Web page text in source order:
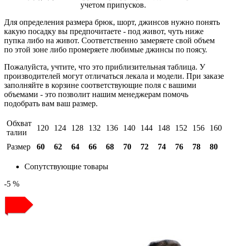
учетом припусков.
Для определения размера брюк, шорт, джинсов нужно понять
какую посадку вы предпочитаете - под живот, чуть ниже
пупка либо на живот. Соответственно замеряете свой объем
по этой зоне либо промеряете любимые джинсы по поясу.
Пожалуйста, учтите, что это приблизительная таблица. У
производителей могут отличаться лекала и модели. При заказе
заполняйте в корзине соответствующие поля с вашими
объемами - это позволит нашим менеджерам помочь
подобрать вам ваш размер.
Обхват
талии
120 124 128 132 136 140 144 148 152 156 160
Размер 60 62 64 66 68 70 72 74 76 78 80
Сопутствующие товары
-5 %